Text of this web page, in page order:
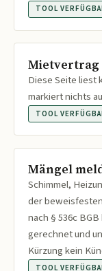
TOOL
Diese Seite liest
markiert nichts
TOOL
Mängel
Schimmel,
der
nach § 536c
gerechnet und
Kürzung kein
TOOL